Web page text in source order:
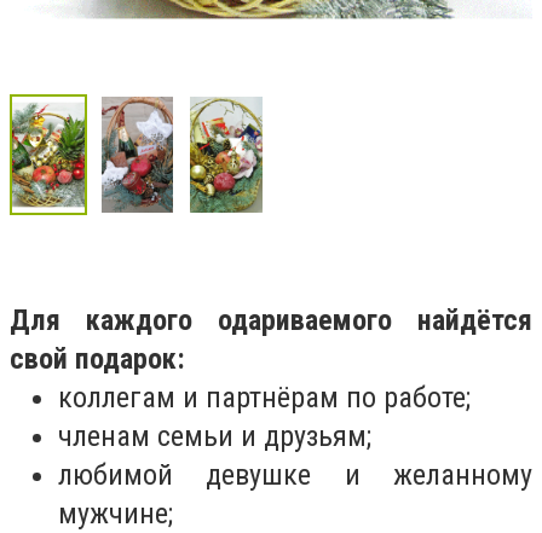
Для каждого одариваемого найдётся
свой подарок:
коллегам и партнёрам по работе;
членам семьи и друзьям;
любимой девушке и желанному
мужчине;